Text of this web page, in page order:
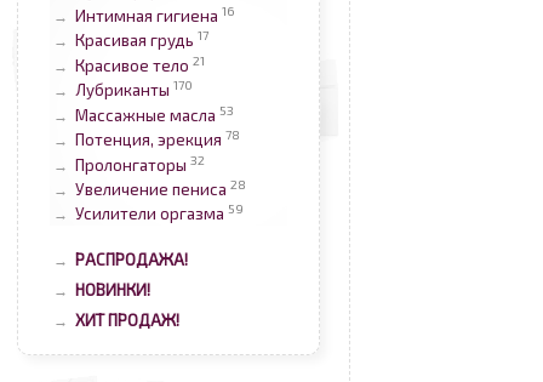
→ Интимная гигиена 16
→ Красивая грудь 17
→ Красивое тело 21
→ Лубриканты 170
→ Массажные масла 53
→ Потенция, эрекция 78
→ Пролонгаторы 32
→ Увеличение пениса 28
→ Усилители оргазма 59
→ РАСПРОДАЖА!
→ НОВИНКИ!
→ ХИТ ПРОДАЖ!